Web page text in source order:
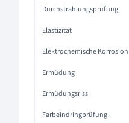
Durchstrahlungsprüfung
Elastizität
Elektrochemische Korrosion
Ermüdung
Ermüdungsriss
Farbeindringprüfung